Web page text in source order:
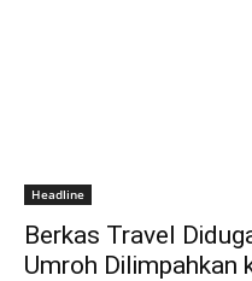
Headline
Berkas Travel
Umroh Dilimpahkan